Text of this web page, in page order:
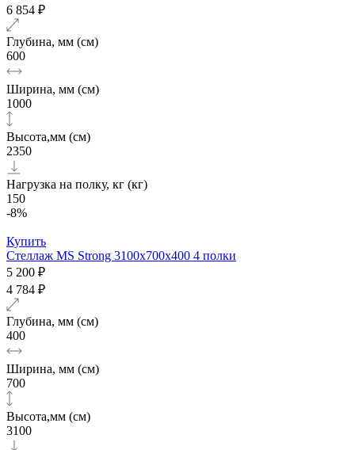
6 854 ₽
Глубина, мм (см)
600
Ширина, мм (см)
1000
Высота,мм (см)
2350
Нагрузка на полку, кг (кг)
150
-8%
Купить
Стеллаж MS Strong 3100х700x400 4 полки
5 200 ₽
4 784 ₽
Глубина, мм (см)
400
Ширина, мм (см)
700
Высота,мм (см)
3100